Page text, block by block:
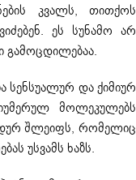
კვალს, თითქოს
ეს სუნამო არ
სენსუალურ და ქიმიურ
მოლეკულებს
შლეიფს, რომელიც
უსვამს ხაზს.